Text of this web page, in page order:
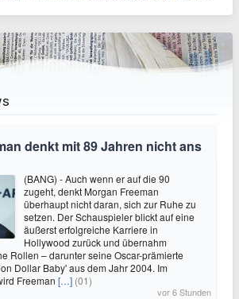
denkt mit 89 Jahren nicht ans
(BANG) - Auch wenn er auf die 90
zugeht, denkt Morgan Freeman
überhaupt nicht daran, sich zur Ruhe zu
setzen. Der Schauspieler blickt auf eine
äußerst erfolgreiche Karriere in
Hollywood zurück und übernahm
Rollen – darunter seine Oscar-prämierte
Dollar Baby' aus dem Jahr 2004. Im
Freeman […] (01)
vor 6 Stunden